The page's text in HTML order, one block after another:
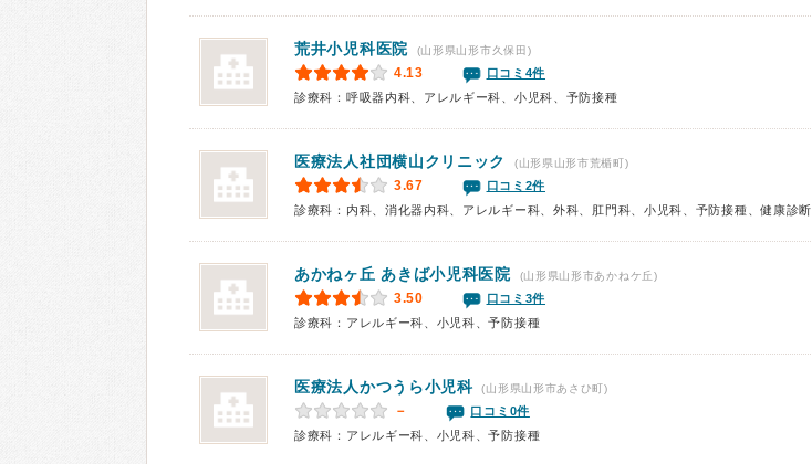
荒井小児科医院 (山形県山形市久保田)
4.13
口コミ4件
診療科：呼吸器内科、アレルギー科、小児科、予防接種
医療法人社団横山クリニック (山形県山形市荒楯町)
3.67
口コミ2件
診療科：内科、消化器内科、アレルギー科、外科、肛門科、小児科、予防接種、健康診断
あかねヶ丘 あきば小児科医院 (山形県山形市あかねケ丘)
3.50
口コミ3件
診療科：アレルギー科、小児科、予防接種
医療法人かつうら小児科 (山形県山形市あさひ町)
－
口コミ0件
診療科：アレルギー科、小児科、予防接種